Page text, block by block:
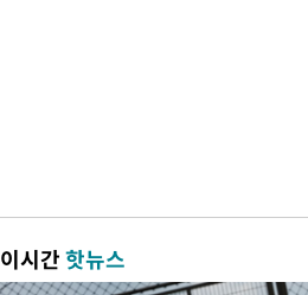
이시간핫뉴스